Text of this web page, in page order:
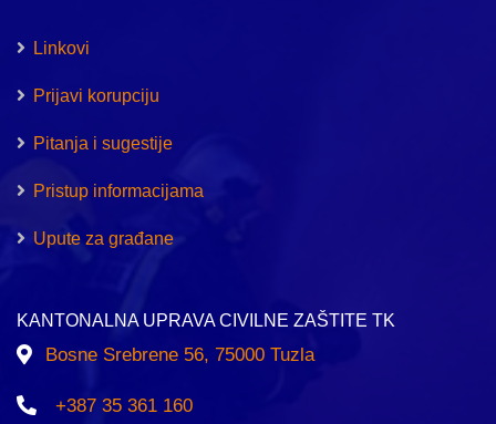
Linkovi
Prijavi korupciju
Pitanja i sugestije
Pristup informacijama
Upute za građane
KANTONALNA UPRAVA CIVILNE ZAŠTITE TK
Bosne Srebrene 56, 75000 Tuzla
+387 35 361 160